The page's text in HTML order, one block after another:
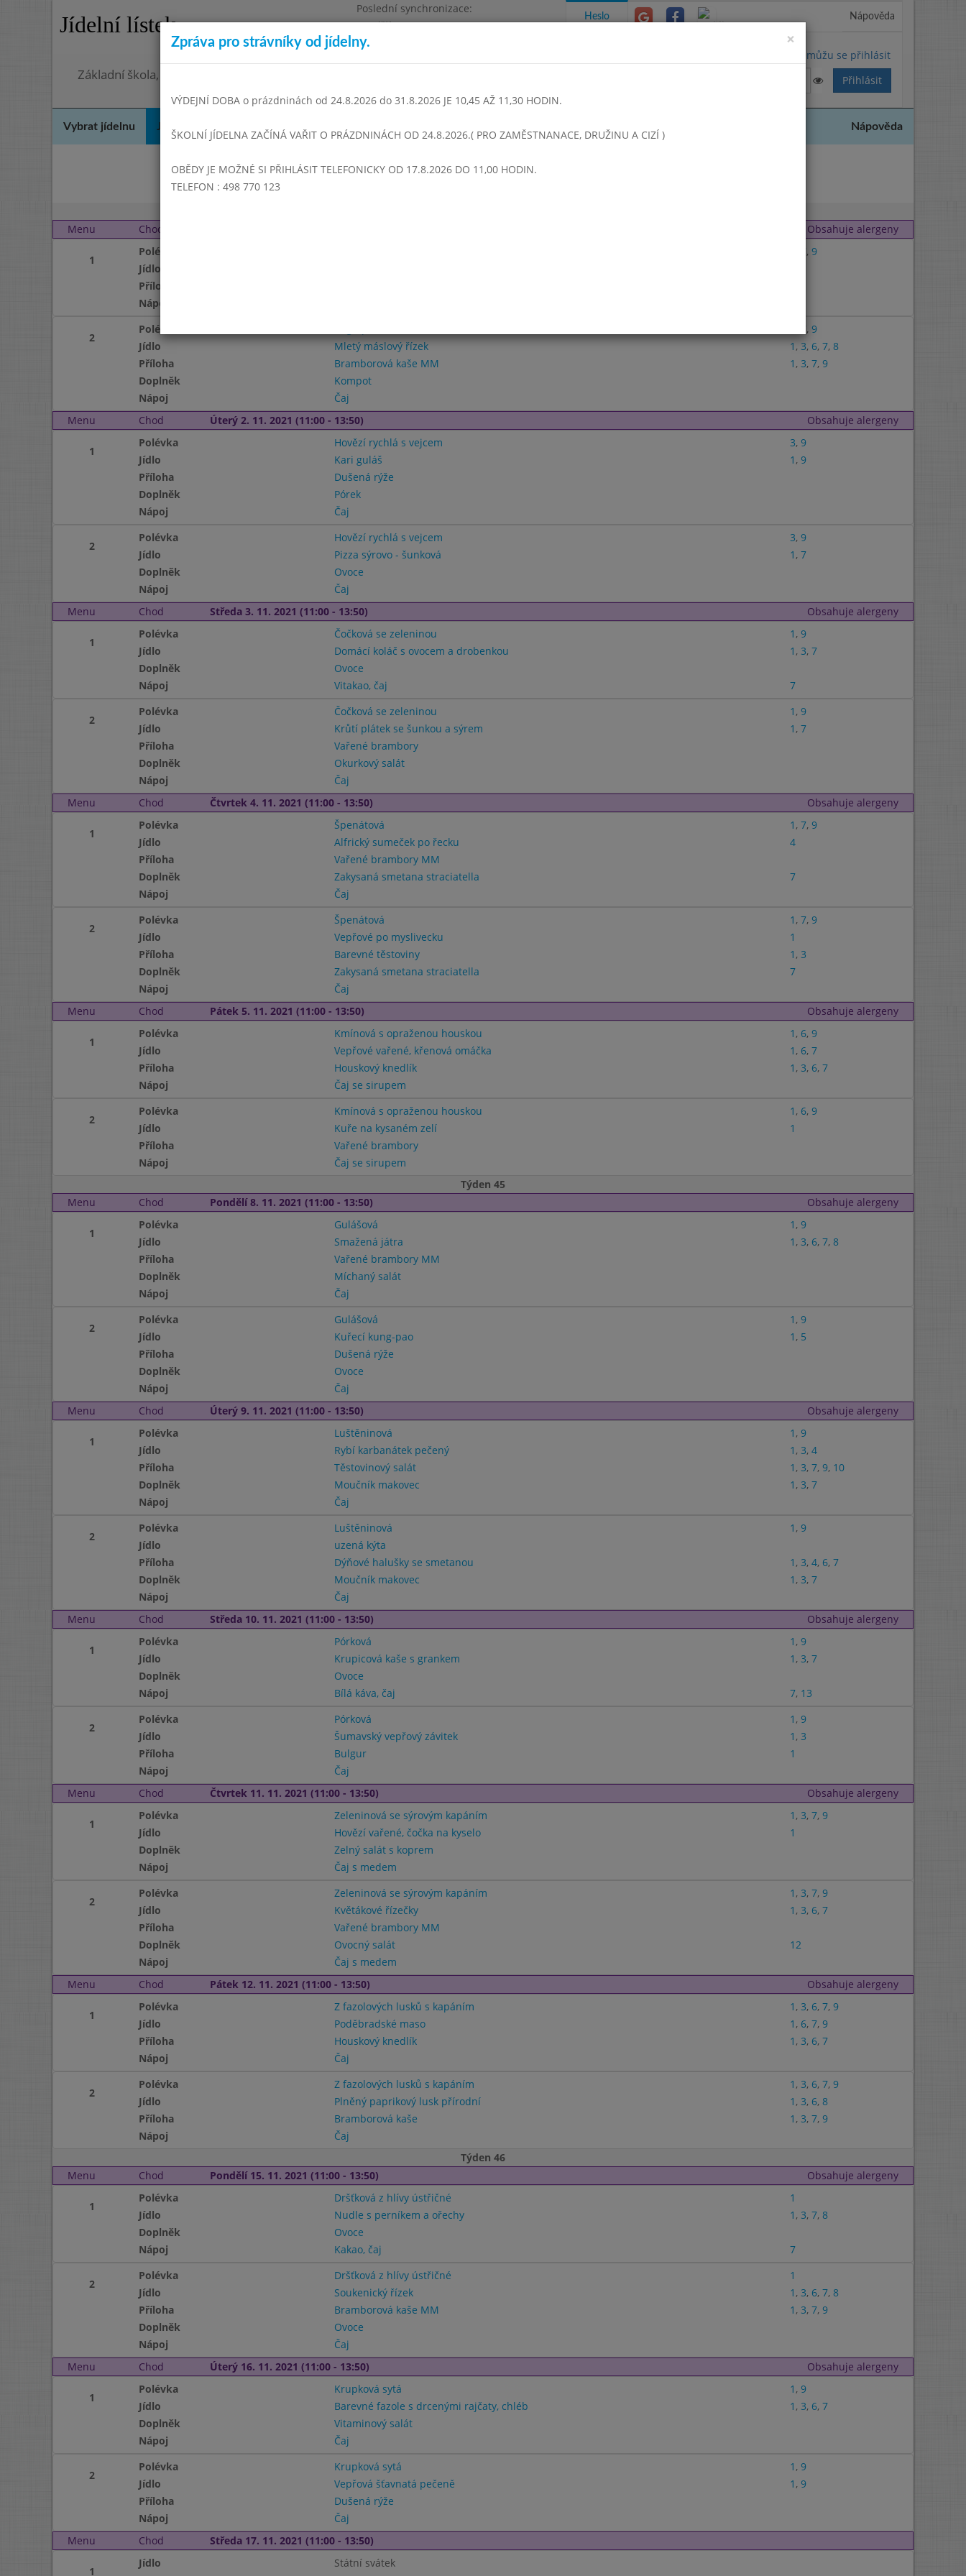
Jídelní lístek
Poslední synchronizace:
Pondělí 3.8.2026 9:06
Omezení objednávek
Základní škola, Hradec Králové, Bezručova 1468
Heslo Nápověda
Nemůžu se přihlásit
Vybrat jídelnu Jídelní lístek Nápověda
Září 2021 Říjen 2021 Listopad 2021 Prosinec 2021
Menu
Chod Obsahuje alergeny
1
Polévka , 9
Jídlo
Příloha
Nápoj
2
Polévka 7, 9
Jídlo
Mletý máslový řízek 1 , 3, 6, 7, 8
Příloha
Bramborová kaše MM 1 , 3, 7, 9
Doplněk
Kompot
Nápoj
Čaj
Menu
Chod Úterý 2. 11. 2021 (11:00 - 13:50) Obsahuje alergeny
1
Polévka Hovězí rychlá s vejcem 3, 9
Jídlo
Kari guláš 1 , 9
Příloha
Dušená rýže
Doplněk
Pórek
Nápoj
Čaj
2
Polévka Hovězí rychlá s vejcem 3, 9
Jídlo
Pizza sýrovo - šunková 1 , 7
Doplněk
Ovoce
Nápoj
Čaj
Menu
Chod Středa 3. 11. 2021 (11:00 - 13:50) Obsahuje alergeny
1
Polévka Čočková se zeleninou 1 , 9
Jídlo
Domácí koláč s ovocem a drobenkou 1 , 3, 7
Doplněk
Ovoce
Nápoj
Vitakao, čaj 7
2
Polévka Čočková se zeleninou 1 , 9
Jídlo
Krůtí plátek se šunkou a sýrem 1 , 7
Příloha
Vařené brambory
Doplněk
Okurkový salát
Nápoj
Čaj
Menu
Chod Čtvrtek 4. 11. 2021 (11:00 - 13:50) Obsahuje alergeny
1
Polévka Špenátová 1 , 7, 9
Jídlo
Alfrický sumeček po řecku
4
Příloha
Vařené brambory MM
Doplněk
Zakysaná smetana straciatella
7
Nápoj
Čaj
2
Polévka Špenátová 1 , 7, 9
Jídlo
Vepřové po myslivecku
1
Příloha
Barevné těstoviny 1 , 3
Doplněk
Zakysaná smetana straciatella
7
Nápoj
Čaj
Menu
Chod Pátek 5. 11. 2021 (11:00 - 13:50) Obsahuje alergeny
1
Polévka Kmínová s opraženou houskou 1 , 6, 9
Jídlo
Vepřové vařené, křenová omáčka 1 , 6, 7
Příloha
Houskový knedlík 1 , 3, 6, 7
Nápoj
Čaj se sirupem
2
Polévka Kmínová s opraženou houskou 1 , 6, 9
Jídlo
Kuře na kysaném zelí
1
Příloha
Vařené brambory
Nápoj
Čaj se sirupem
Týden 45
Menu
Chod Pondělí 8. 11. 2021 (11:00 - 13:50) Obsahuje alergeny
1
Polévka Gulášová 1 , 9
Jídlo
Smažená játra 1 , 3, 6, 7, 8
Příloha
Vařené brambory MM
Doplněk
Míchaný salát
Nápoj
Čaj
2
Polévka Gulášová 1 , 9
Jídlo
Kuřecí kung-pao 1 , 5
Příloha
Dušená rýže
Doplněk
Ovoce
Nápoj
Čaj
Menu
Chod Úterý 9. 11. 2021 (11:00 - 13:50) Obsahuje alergeny
1
Polévka Luštěninová 1 , 9
Jídlo
Rybí karbanátek pečený 1 , 3, 4
Příloha
Těstovinový salát 1 , 3, 7, 9, 10
Doplněk
Moučník makovec 1 , 3, 7
Nápoj
Čaj
2
Polévka Luštěninová 1 , 9
Jídlo
uzená kýta
Příloha
Dýňové halušky se smetanou 1 , 3, 4, 6, 7
Doplněk
Moučník makovec 1 , 3, 7
Nápoj
Čaj
Menu
Chod Středa 10. 11. 2021 (11:00 - 13:50) Obsahuje alergeny
1
Polévka Pórková 1 , 9
Jídlo
Krupicová kaše s grankem 1 , 3, 7
Doplněk
Ovoce
Nápoj
Bílá káva, čaj 7, 13
2
Polévka Pórková 1 , 9
Jídlo
Šumavský vepřový závitek 1 , 3
Příloha
Bulgur
1
Nápoj
Čaj
Menu
Chod Čtvrtek 11. 11. 2021 (11:00 - 13:50) Obsahuje alergeny
1
Polévka Zeleninová se sýrovým kapáním 1 , 3, 7, 9
Jídlo
Hovězí vařené, čočka na kyselo
1
Doplněk
Zelný salát s koprem
Nápoj
Čaj s medem
2
Polévka Zeleninová se sýrovým kapáním 1 , 3, 7, 9
Jídlo
Květákové řízečky 1 , 3, 6, 7
Příloha
Vařené brambory MM
Doplněk
Ovocný salát
12
Nápoj
Čaj s medem
Menu
Chod Pátek 12. 11. 2021 (11:00 - 13:50) Obsahuje alergeny
1
Polévka Z fazolových lusků s kapáním 1 , 3, 6, 7, 9
Jídlo
Poděbradské maso 1 , 6, 7, 9
Příloha
Houskový knedlík 1 , 3, 6, 7
Nápoj
Čaj
2
Polévka Z fazolových lusků s kapáním 1 , 3, 6, 7, 9
Jídlo
Plněný paprikový lusk přírodní 1 , 3, 6, 8
Příloha
Bramborová kaše 1 , 3, 7, 9
Nápoj
Čaj
Týden 46
Menu
Chod Pondělí 15. 11. 2021 (11:00 - 13:50) Obsahuje alergeny
1
Polévka Dršťková z hlívy ústřičné
1
Jídlo
Nudle s perníkem a ořechy 1 , 3, 7, 8
Doplněk
Ovoce
Nápoj
Kakao, čaj 7
2
Polévka Dršťková z hlívy ústřičné
1
Jídlo
Soukenický řízek 1 , 3, 6, 7, 8
Příloha
Bramborová kaše MM 1 , 3, 7, 9
Doplněk
Ovoce
Nápoj
Čaj
Menu
Chod Úterý 16. 11. 2021 (11:00 - 13:50) Obsahuje alergeny
1
Polévka Krupková sytá 1 , 9
Jídlo
Barevné fazole s drcenými rajčaty, chléb 1 , 3, 6, 7
Doplněk
Vitaminový salát
Nápoj
Čaj
2
Polévka Krupková sytá 1 , 9
Jídlo
Vepřová šťavnatá pečeně 1 , 9
Příloha
Dušená rýže
Nápoj
Čaj
Menu
Chod Středa 17. 11. 2021 (11:00 - 13:50)
1
Jídlo Státní svátek
×
Zpráva pro strávníky od jídelny.
VÝDEJNÍ DOBA o prázdninách od 24.8.2026 do 31.8.2026 JE 10,45 AŽ 11,30 HODIN.
ŠKOLNÍ JÍDELNA ZAČÍNÁ VAŘIT O PRÁZDNINÁCH OD 24.8.2026.( PRO ZAMĚSTNANACE, DRUŽINU A CIZÍ )
OBĚDY JE MOŽNÉ SI PŘIHLÁSIT TELEFONICKY OD 17.8.2026 DO 11,00 HODIN.
TELEFON : 498 770 123